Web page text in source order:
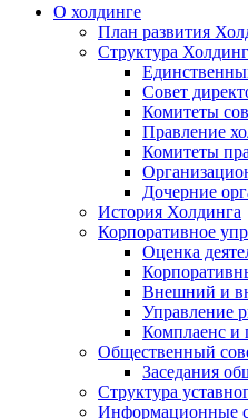
О холдинге
План развития
Структура
Совет
Комитеты
Правление
Комитеты
Дочерние
История Холдинга
Корпоративное
Оценка
Внешний и
Управление
Комплаенс и
Общественный
Заседания
Структура
Информационные